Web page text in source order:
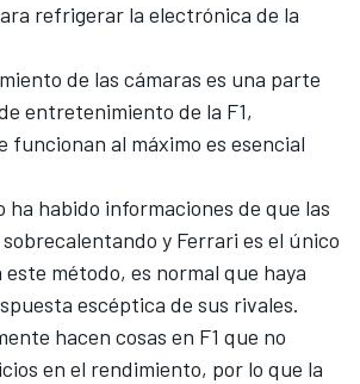
refrigerar la electrónica de la
de las cámaras es una parte
entretenimiento de la F1,
funcionan al máximo es esencial
ha habido informaciones de que las
y Ferrari es el único
método, es normal que haya
escéptica de sus rivales.
hacen cosas en F1 que no
en el rendimiento, por lo que la